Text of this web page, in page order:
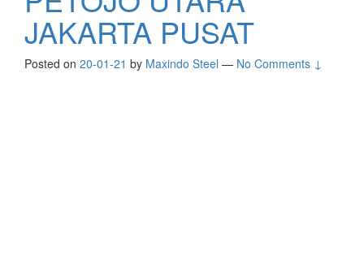
JAKARTA PUSAT
Posted on 20-01-21 by Maxindo Steel — No Comments ↓